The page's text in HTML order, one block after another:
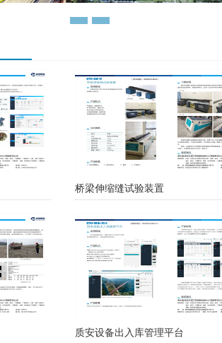
3
桥梁伸缩缝试验装置
质安设备出入库管理平台